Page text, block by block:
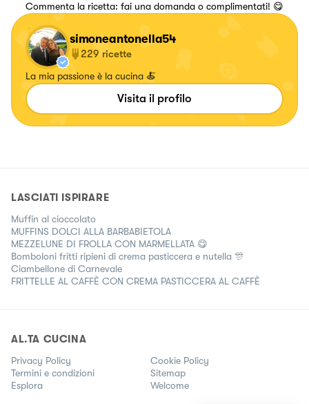
Commenta la ricetta: fai una domanda o complimentati! 😋
simoneantonella54
229 ricette
La mia passione è la cucina 🍝
Visita il profilo
LASCIATI ISPIRARE
Muffin al cioccolato
MUFFINS DOLCI ALLA BARBABIETOLA
MEZZELUNE DI FROLLA CON MARMELLATA 😋
Bomboloni fritti ripieni di crema pasticcera e nutella 🎊
Ciambellone di Carnevale
FRITTELLE AL CAFFÈ CON CREMA PASTICCERA AL CAFFÈ
AL.TA CUCINA
Privacy Policy
Cookie Policy
Termini e condizioni
Sitemap
Esplora
Welcome